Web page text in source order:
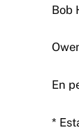
Bob
En
*